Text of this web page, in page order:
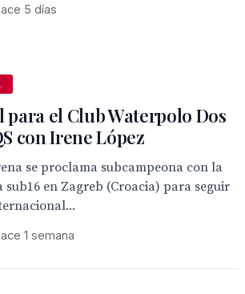
5 días
el Club Waterpolo Dos
con Irene López
se proclama subcampeona con la
sub16 en Zagreb (Croacia) para seguir
1 semana